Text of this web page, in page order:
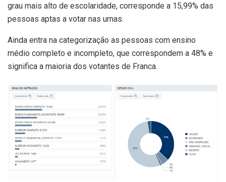
grau mais alto de escolaridade, corresponde a 15,99% das
pessoas aptas a votar nas urnas.
Ainda entra na categorização as pessoas com ensino
médio completo e incompleto, que correspondem a 48% e
significa a maioria dos votantes de Franca.